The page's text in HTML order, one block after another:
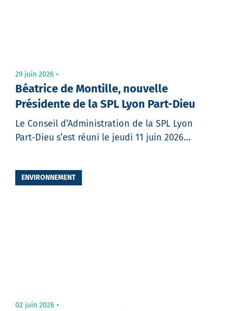
29 juin 2026
Béatrice de Montille, nouvelle
Présidente de la SPL Lyon Part-Dieu
Le Conseil d’Administration de la SPL Lyon
Part-Dieu s’est réuni le jeudi 11 juin 2026…
ENVIRONNEMENT
02 juin 2026